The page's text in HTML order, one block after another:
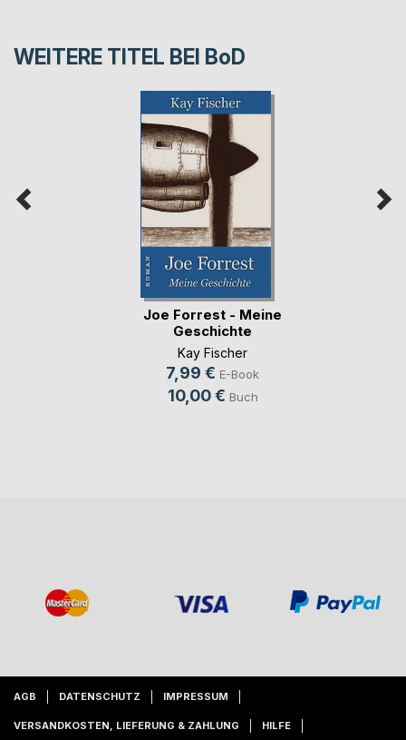
WEITERE TITEL BEI BoD
Joe Forrest - Meine
Geschichte
Kay Fischer
7,99 € E-Book
10,00 € Buch
AGB DATENSCHUTZ IMPRESSUM
VERSANDKOSTEN, LIEFERUNG & ZAHLUNG HILFE